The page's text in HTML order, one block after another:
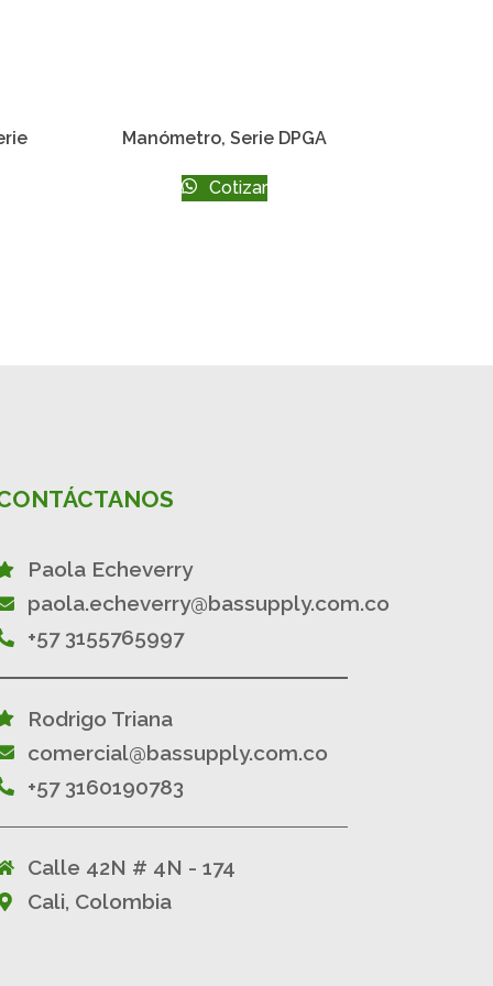
Manómetro, Serie DPGA
Cotizar
Paola Echeverry
paola.echeverry@bassupply.com.co
+57 3155765997
Rodrigo Triana
comercial@bassupply.com.co
+57 3160190783
Calle 42N # 4N - 174
Cali, Colombia